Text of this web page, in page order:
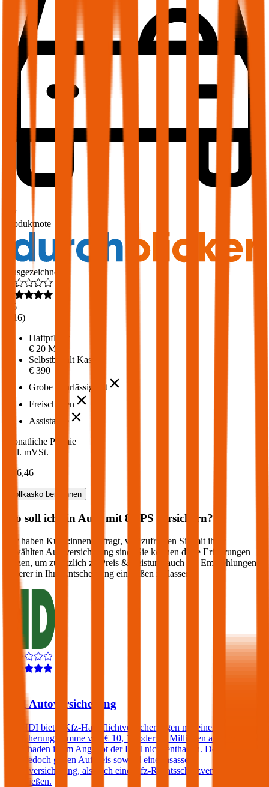
1,7
Produktnote
Ausgezeichnet
4,6
216)
Haftpflicht
€ 20 Mio.
Selbstbehalt Kasko
€ 390
Grobe Fahrlässigkeit
Freischaden
Assistance
Monatliche Prämie
inkl. mVSt.
€ 76,46
Vollkasko berechnen
Wo soll ich ein Auto mit 80 PS versichern?
Wir haben Kund:innen befragt, wie zufrieden Sie mit ihrer
gewählten Autoversicherung sind. Sie können diese Erfahrungen
nutzen, um zusätzlich zu Preis & Leistung auch die Empfehlungen
anderer in Ihre Entscheidung einfließen zu lassen:
HDI Autoversicherung
Die HDI bietet Kfz-Haftpflichtversicherungen mit einer
Versicherungssumme von € 10, 15 oder 20 Millionen an. Ein
Freischaden ist im Angebot der HDI nicht enthalten. Der Kunde
kann jedoch gegen Aufpreis sowohl eine Insassen-
Unfallversicherung, als auch eine Kfz-Rechtsschutzversicherung
abschließen.